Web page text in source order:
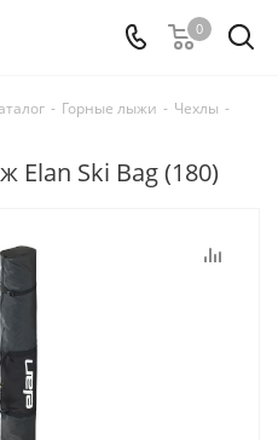
0
- Горные лыжи - Чехлы -
Elan Ski Bag (180)